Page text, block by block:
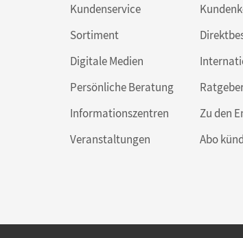
Kundenservice
Sortiment
Digitale Medien
Persönliche Beratung
Informationszentren
Veranstaltungen
Zu den
Abo